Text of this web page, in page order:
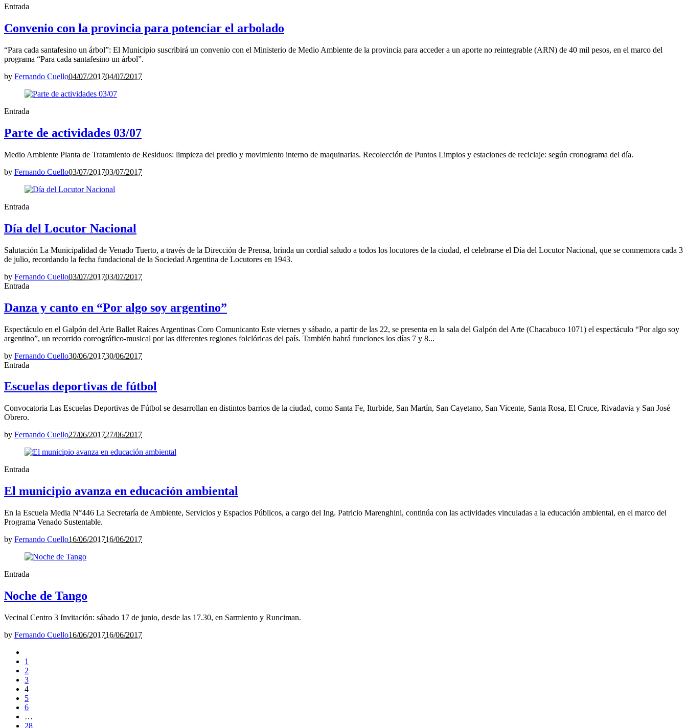
Entrada
Convenio con la provincia para potenciar el arbolado
“Para cada santafesino un árbol”: El Municipio suscribirá un convenio con el Ministerio de Medio Ambiente de la provincia para acceder a un aporte no reintegrable (ARN) de 40 mil pesos, en el marco del
programa “Para cada santafesino un árbol”.
by Fernando Cuello04/07/201704/07/2017
Entrada
Parte de actividades 03/07
Medio Ambiente Planta de Tratamiento de Residuos: limpieza del predio y movimiento interno de maquinarias. Recolección de Puntos Limpios y estaciones de reciclaje: según cronograma del día.
by Fernando Cuello03/07/201703/07/2017
Entrada
Día del Locutor Nacional
Salutación La Municipalidad de Venado Tuerto, a través de la Dirección de Prensa, brinda un cordial saludo a todos los locutores de la ciudad, el celebrarse el Día del Locutor Nacional, que se conmemora cada 3
de julio, recordando la fecha fundacional de la Sociedad Argentina de Locutores en 1943.
by Fernando Cuello03/07/201703/07/2017
Entrada
Danza y canto en “Por algo soy argentino”
Espectáculo en el Galpón del Arte Ballet Raíces Argentinas Coro Comunicanto Este viernes y sábado, a partir de las 22, se presenta en la sala del Galpón del Arte (Chacabuco 1071) el espectáculo “Por algo soy
argentino”, un recorrido coreográfico-musical por las diferentes regiones folclóricas del país. También habrá funciones los días 7 y 8...
by Fernando Cuello30/06/201730/06/2017
Entrada
Escuelas deportivas de fútbol
Convocatoria Las Escuelas Deportivas de Fútbol se desarrollan en distintos barrios de la ciudad, como Santa Fe, Iturbide, San Martín, San Cayetano, San Vicente, Santa Rosa, El Cruce, Rivadavia y San José
Obrero.
by Fernando Cuello27/06/201727/06/2017
Entrada
El municipio avanza en educación ambiental
En la Escuela Media N°446 La Secretaría de Ambiente, Servicios y Espacios Públicos, a cargo del Ing. Patricio Marenghini, continúa con las actividades vinculadas a la educación ambiental, en el marco del
Programa Venado Sustentable.
by Fernando Cuello16/06/201716/06/2017
Entrada
Noche de Tango
Vecinal Centro 3 Invitación: sábado 17 de junio, desde las 17.30, en Sarmiento y Runciman.
by Fernando Cuello16/06/201716/06/2017
1
2
3
4
5
6
…
28